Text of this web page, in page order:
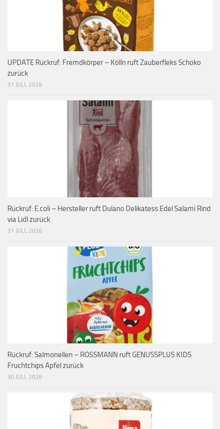
UPDATE Rückruf: Fremdkörper – Kölln ruft Zauberfleks Schoko
zurück
31 JULI, 2026
Rückruf: E.coli – Hersteller ruft Dulano Delikatess Edel Salami Rind
via Lidl zurück
31 JULI, 2026
Rückruf: Salmonellen – ROSSMANN ruft GENUSSPLUS KIDS
Fruchtchips Apfel zurück
30 JULI, 2026